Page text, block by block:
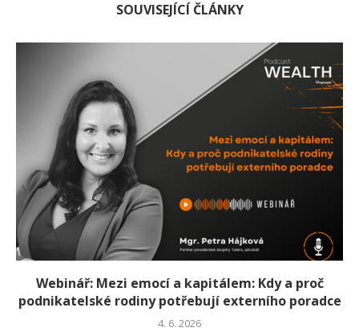
SOUVISEJÍCÍ ČLÁNKY
Webinář: Mezi emocí a kapitálem: Kdy a proč
podnikatelské rodiny potřebují externího poradce
4. 6. 2026